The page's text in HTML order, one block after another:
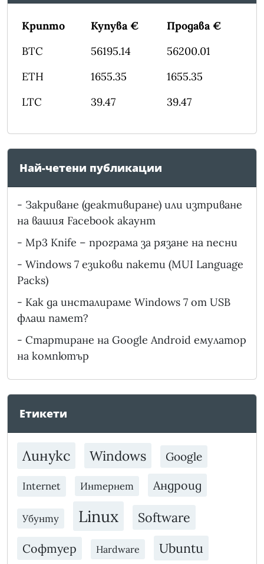
Крипто Купува €
Продава €
BTC
56195.14
56200.01
ETH
1655.35
1655.35
LTC
39.47 39.47
Най-четени публикации
- Закриване (деактивиране) или изтриване
на вашия Facebook акаунт
- Mp3 Knife – програма за рязане на песни
- Windows 7 езикови пакети (MUI Language
Packs)
- Как да инсталираме Windows 7 от USB
флаш памет?
- Стартиране на Google Android емулатор
на компютър
Етикети
Линукс Windows Google
Internet Интернет Андроид
Убунту Linux Software
Софтуер Hardware Ubuntu